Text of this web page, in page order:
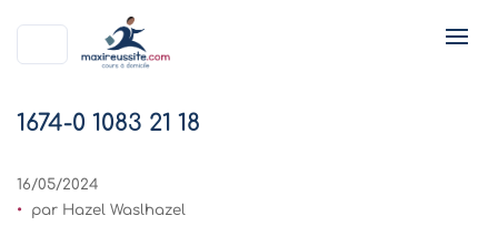
1674-0 1083 21 18
16/05/2024
par Hazel Waslhazel